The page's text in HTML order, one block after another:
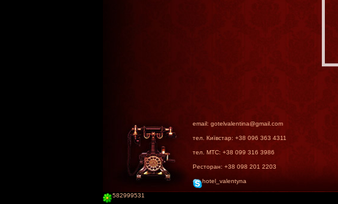
email: gotelvalentina@gmail.com
тел. Київстар: +38 096 363 4311
тел. МТС: +38 099 316 3986
Ресторан: +38 098 201 2203
hotel_valentyna
582999531